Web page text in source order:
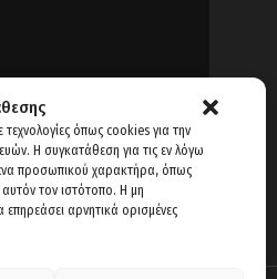
τεχνολογίες όπως cookies για την
Η συγκατάθεση για τις εν λόγω
προσωπικού χαρακτήρα, όπως
τον ιστότοπο. Η μη
αρνητικά ορισμένες